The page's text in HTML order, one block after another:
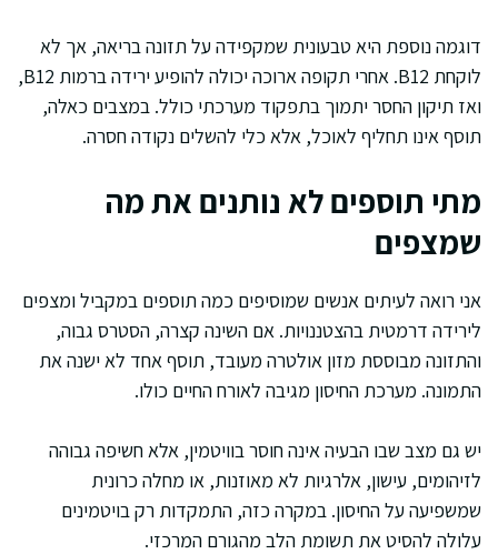
דוגמה נוספת היא טבעונית שמקפידה על תזונה בריאה, אך לא
לוקחת B12. אחרי תקופה ארוכה יכולה להופיע ירידה ברמות B12,
ואז תיקון החסר יתמוך בתפקוד מערכתי כולל. במצבים כאלה,
תוסף אינו תחליף לאוכל, אלא כלי להשלים נקודה חסרה.
מתי תוספים לא נותנים את מה
שמצפים
אני רואה לעיתים אנשים שמוסיפים כמה תוספים במקביל ומצפים
לירידה דרמטית בהצטננויות. אם השינה קצרה, הסטרס גבוה,
והתזונה מבוססת מזון אולטרה מעובד, תוסף אחד לא ישנה את
התמונה. מערכת החיסון מגיבה לאורח החיים כולו.
יש גם מצב שבו הבעיה אינה חוסר בוויטמין, אלא חשיפה גבוהה
לזיהומים, עישון, אלרגיות לא מאוזנות, או מחלה כרונית
שמשפיעה על החיסון. במקרה כזה, התמקדות רק בויטמינים
עלולה להסיט את תשומת הלב מהגורם המרכזי.